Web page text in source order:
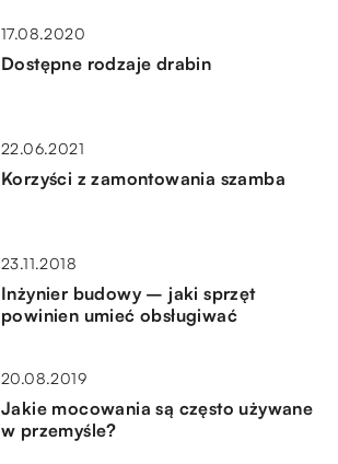
17.08.2020
Dostępne rodzaje drabin
22.06.2021
Korzyści z zamontowania szamba
23.11.2018
Inżynier budowy – jaki sprzęt
powinien umieć obsługiwać
20.08.2019
Jakie mocowania są często używane
w przemyśle?